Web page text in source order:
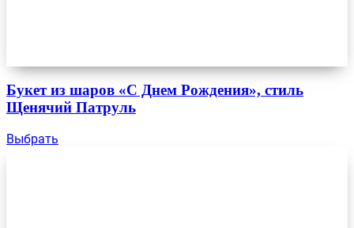
Букет из шаров «С Днем Рождения», стиль
Щенячий Патруль
Выбрать